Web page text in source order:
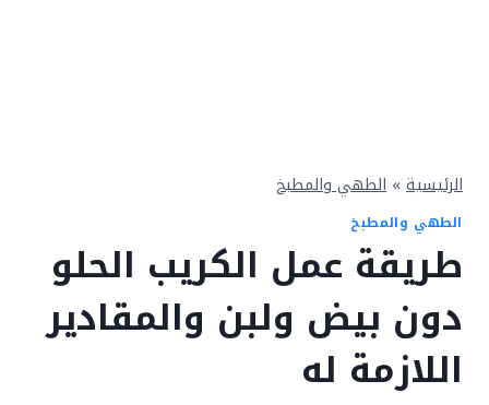
الرئيسية » الطهي والمطبخ
الطهي والمطبخ
طريقة عمل الكريب الحلو
دون بيض ولبن والمقادير
اللازمة له